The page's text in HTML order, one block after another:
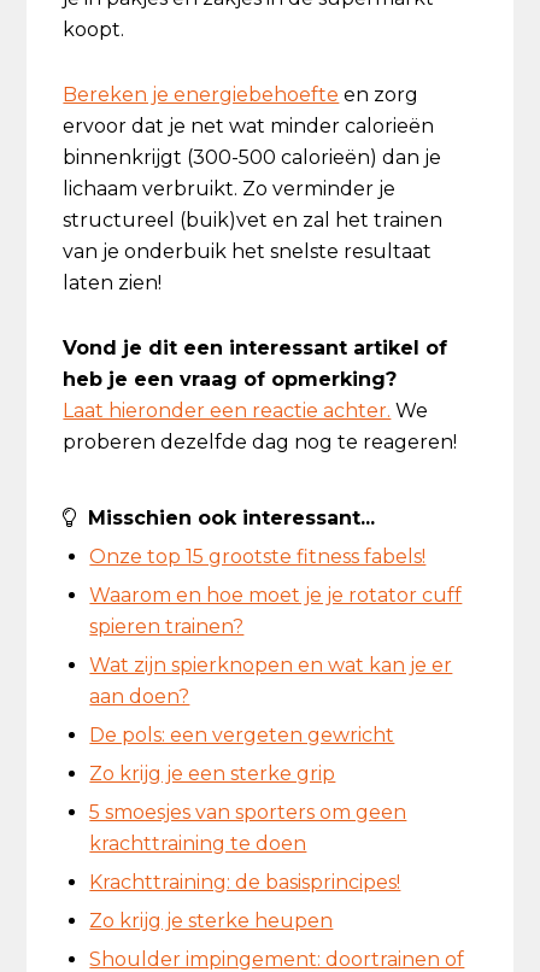
koopt.
Bereken je energiebehoefte en zorg
ervoor dat je net wat minder calorieën
binnenkrijgt (300-500 calorieën) dan je
lichaam verbruikt. Zo verminder je
structureel (buik)vet en zal het trainen
van je onderbuik het snelste resultaat
laten zien!
Vond je dit een interessant artikel of
heb je een vraag of opmerking?
Laat hieronder een reactie achter. We
proberen dezelfde dag nog te reageren!
Misschien ook interessant...
Onze top 15 grootste fitness fabels!
Waarom en hoe moet je je rotator cuff
spieren trainen?
Wat zijn spierknopen en wat kan je er
aan doen?
De pols: een vergeten gewricht
Zo krijg je een sterke grip
5 smoesjes van sporters om geen
krachttraining te doen
Krachttraining: de basisprincipes!
Zo krijg je sterke heupen
Shoulder impingement: doortrainen of